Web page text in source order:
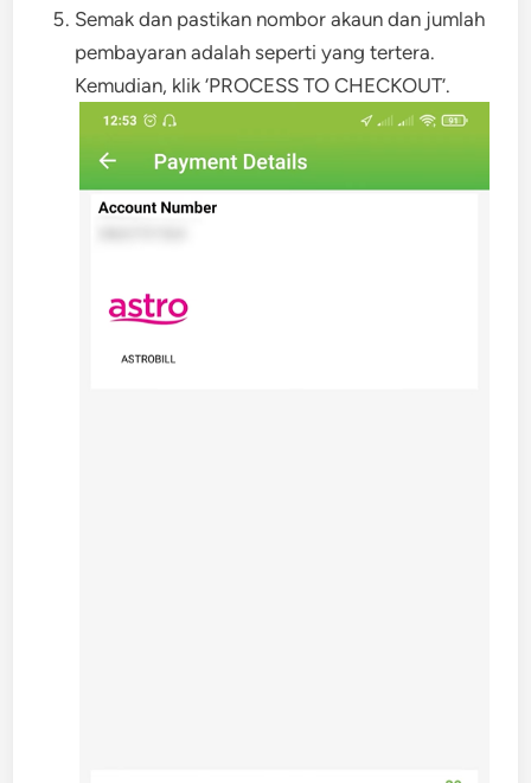
Semak dan pastikan nombor akaun dan jumlah
pembayaran adalah seperti yang tertera.
Kemudian, klik ‘PROCESS TO CHECKOUT’.